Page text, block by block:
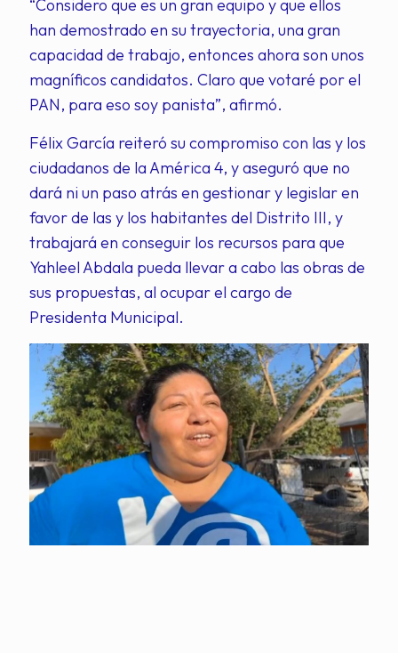
“Considero que es un gran equipo y que ellos
han demostrado en su trayectoria, una gran
capacidad de trabajo, entonces ahora son unos
magníficos candidatos. Claro que votaré por el
PAN, para eso soy panista”, afirmó.
Félix García reiteró su compromiso con las y los
ciudadanos de la América 4, y aseguró que no
dará ni un paso atrás en gestionar y legislar en
favor de las y los habitantes del Distrito III, y
trabajará en conseguir los recursos para que
Yahleel Abdala pueda llevar a cabo las obras de
sus propuestas, al ocupar el cargo de
Presidenta Municipal.